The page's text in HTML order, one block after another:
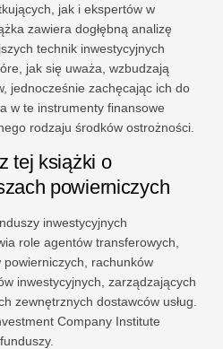
jak i ekspertów w
zawiera dogłębną analizę
technik inwestycyjnych
jak się uważa, wzbudzają
jednocześnie zachęcając ich do
w te instrumenty finansowe
rodzaju środków ostrożności.
tej książki o
powierniczych
inwestycyjnych
role agentów transferowych,
rachunków
inwestycyjnych, zarządzających
zewnętrznych dostawców usług.
Company Institute